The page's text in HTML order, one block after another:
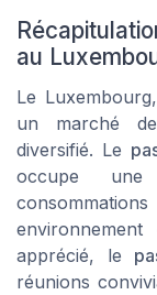
au
Le
un marché
diversifié. Le
occupe
environnement
apprécié, le
réunions